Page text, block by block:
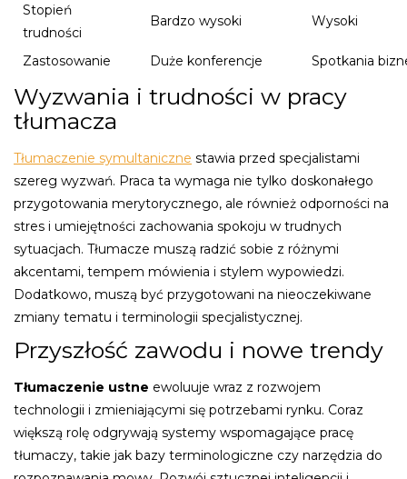
Stopień
trudności
Bardzo wysoki Wysoki
Zastosowanie Duże konferencje Spotkania
Wyzwania i trudności w pracy
tłumacza
Tłumaczenie symultaniczne stawia przed specjalistami
szereg wyzwań. Praca ta wymaga nie tylko doskonałego
przygotowania merytorycznego, ale również odporności na
stres i umiejętności zachowania spokoju w trudnych
sytuacjach. Tłumacze muszą radzić sobie z różnymi
akcentami, tempem mówienia i stylem wypowiedzi.
Dodatkowo, muszą być przygotowani na nieoczekiwane
zmiany tematu i terminologii specjalistycznej.
Przyszłość zawodu i nowe trendy
Tłumaczenie ustne ewoluuje wraz z rozwojem
technologii i zmieniającymi się potrzebami rynku. Coraz
większą rolę odgrywają systemy wspomagające pracę
tłumaczy, takie jak bazy terminologiczne czy narzędzia do